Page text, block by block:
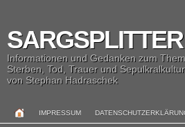
SARGSPLITTER
Informationen und Gedanken zum
Sterben, Tod, Trauer und Sepulkralkultur
von Stephan Hadraschek
IMPRESSUM